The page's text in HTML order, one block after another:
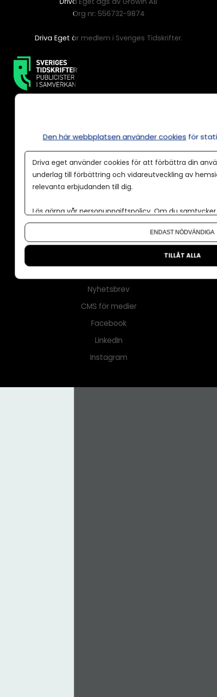
Org nr: 556732-9874
Driva Eget är medlem i Sveriges Tidskrifter.
Annonsera
Om cookies
Våra användarvillkor
Annonspolicy
Nyhetsbrev
CMS för medier
Facebook
LinkedIn
Instagram
Den här webbplatsen använder cookies för
Driva eget använder cookies för att förbättra din
underlag till förbättring och vidareutveckling av
relevanta erbjudanden till dig.
Läs gärna vår personuppgiftspolicy. Om du
Om du vill ändra ditt val i efterhand hittar du den
ENDAST NÖDVÄNDIGA
TILLÅT ALLA